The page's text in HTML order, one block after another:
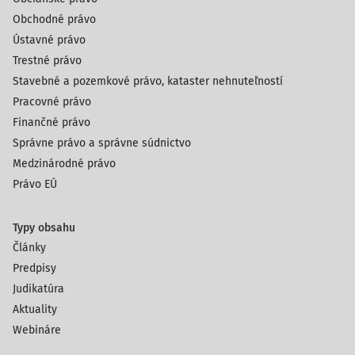
Dohovoru vzťahuje na úpravu právneho vzťahu medzi
účastníkmi zmluvy o kúpe tovaru, kúpnu cenu za dodaný
tovar je kupujúci povinný zaplatiť v lehote dohodnutej v
zmluve. Ak takáto dohoda v kúpnej zmluve nie je, je
povinný ju zaplatiť bez vyzvania po tom, ako predávajúci
umožní kupujúcemu s tovarom nakladať. Odvolací súd
mal zato, ž
Obchodné právo
Ústavné právo
Trestné právo
Stavebné a pozemkové právo, kataster nehnuteľností
Pracovné právo
Finančné právo
Správne právo a správne súdnictvo
Medzinárodné právo
Právo EÚ
Typy obsahu
Články
Predpisy
Judikatúra
Aktuality
Webináre